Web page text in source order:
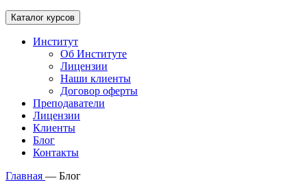
Каталог курсов
Институт
Об Институте
Лицензии
Наши клиенты
Договор оферты
Преподаватели
Лицензии
Клиенты
Блог
Контакты
Главная — Блог